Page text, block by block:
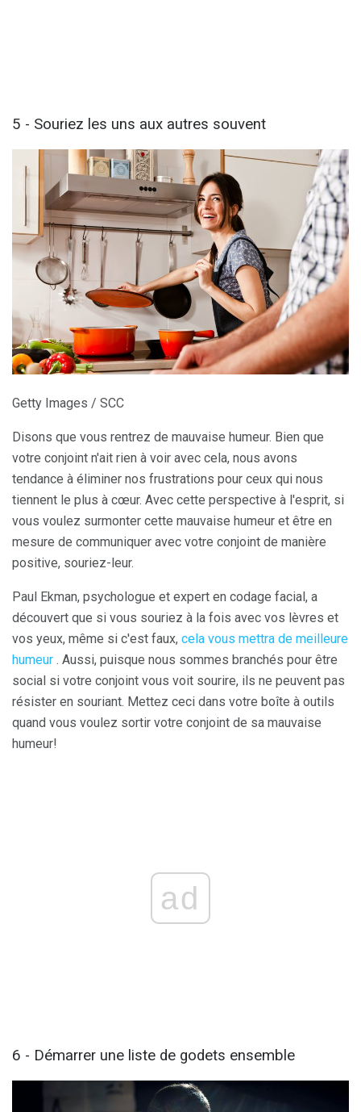
5 - Souriez les uns aux autres souvent
Getty Images / SCC
Disons que vous rentrez de mauvaise humeur. Bien que
votre conjoint n'ait rien à voir avec cela, nous avons
tendance à éliminer nos frustrations pour ceux qui nous
tiennent le plus à cœur. Avec cette perspective à l'esprit, si
vous voulez surmonter cette mauvaise humeur et être en
mesure de communiquer avec votre conjoint de manière
positive, souriez-leur.
Paul Ekman, psychologue et expert en codage facial, a
découvert que si vous souriez à la fois avec vos lèvres et
vos yeux, même si c'est faux, cela vous mettra de meilleure
humeur . Aussi, puisque nous sommes branchés pour être
social si votre conjoint vous voit sourire, ils ne peuvent pas
résister en souriant. Mettez ceci dans votre boîte à outils
quand vous voulez sortir votre conjoint de sa mauvaise
humeur!
ad
6 - Démarrer une liste de godets ensemble